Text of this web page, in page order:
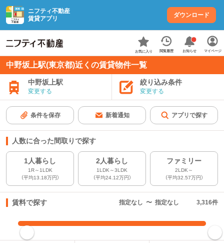
ニフティ不動産
賃貸アプリ
ダウンロード
お気に入り 閲覧履歴 お知らせ マイページ
中野坂上駅(東京都)近くの賃貸物件一覧
中野坂上駅
変更する
絞り込み条件
変更する
条件を保存 新着通知 アプリで探す
人数に合った間取りで探す
1人暮らし
1R～1LDK
（平均13.18万円）
2人暮らし
1LDK～3LDK
（平均24.12万円）
ファミリー
2LDK～
（平均32.57万円）
賃料で探す 指定なし 〜 指定なし 3,316件